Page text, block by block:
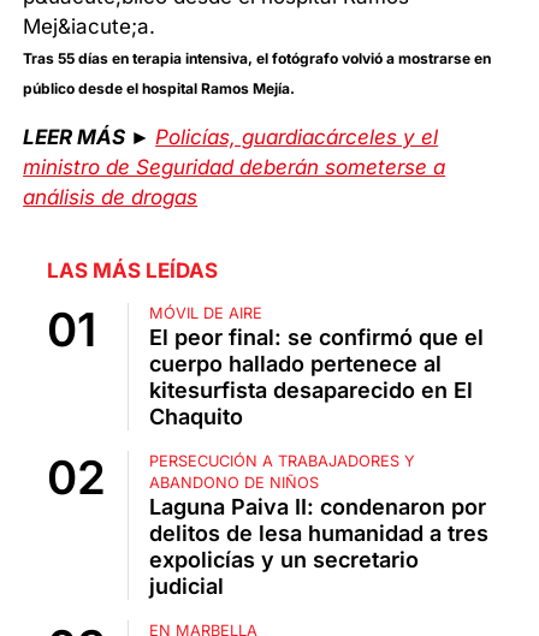
Tras 55 días en terapia intensiva, el fotógrafo volvió a mostrarse en
público desde el hospital Ramos Mejía.
LEER MÁS ►Policías, guardiacárceles y el
ministro de Seguridad deberán someterse a
análisis de drogas
LAS MÁS LEÍDAS
MÓVIL DE AIRE
El peor final: se confirmó que el
cuerpo hallado pertenece al
kitesurfista desaparecido en El
Chaquito
PERSECUCIÓN A TRABAJADORES Y
ABANDONO DE NIÑOS
Laguna Paiva II: condenaron por
delitos de lesa humanidad a tres
expolicías y un secretario
judicial
EN MARBELLA